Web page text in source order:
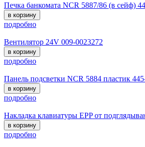
Печка банкомата NCR 5887/86 (в сейф)
в корзину
подробно
Вентилятор 24V 009-0023272
в корзину
подробно
Панель подсветки NCR 5884 пластик
в корзину
подробно
Накладка клавиатуры EPP от
в корзину
подробно